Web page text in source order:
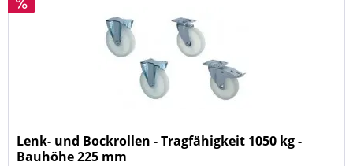
Lenk- und Bockrollen - Tragfähigkeit 1050 kg -
Bauhöhe 225 mm